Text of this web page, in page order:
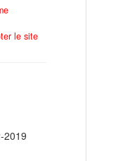
le site
2019